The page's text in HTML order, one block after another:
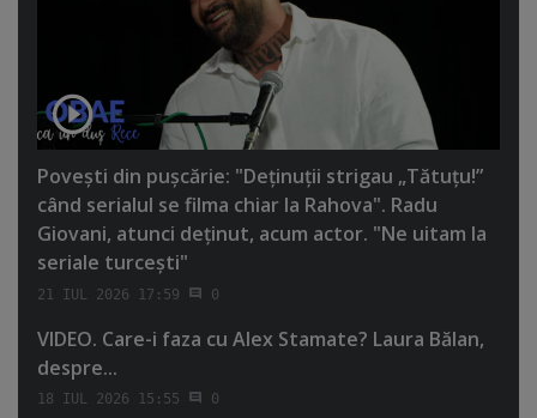
Poveşti din puşcărie: "Deţinuţii strigau „Tătuţu!”
când serialul se filma chiar la Rahova". Radu
Giovani, atunci deţinut, acum actor. "Ne uitam la
seriale turceşti"
21 IUL 2026 17:59 0
VIDEO. Care-i faza cu Alex Stamate? Laura Bălan,
despre...
18 IUL 2026 15:55 0